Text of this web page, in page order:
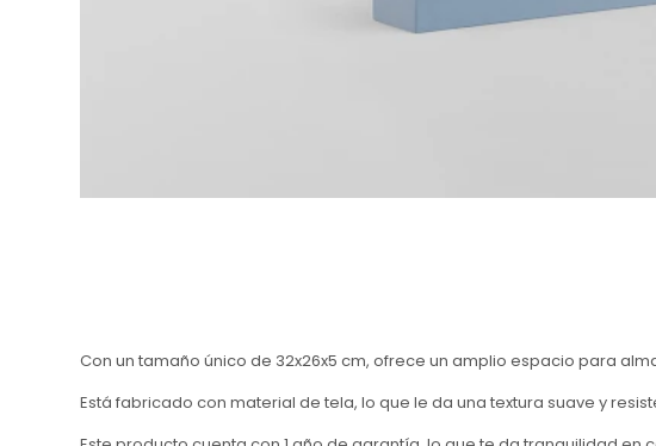
Con un tamaño único de 32x26x5 cm, ofrece un amplio espacio para
Está fabricado con material de tela, lo que le da una textura suave y